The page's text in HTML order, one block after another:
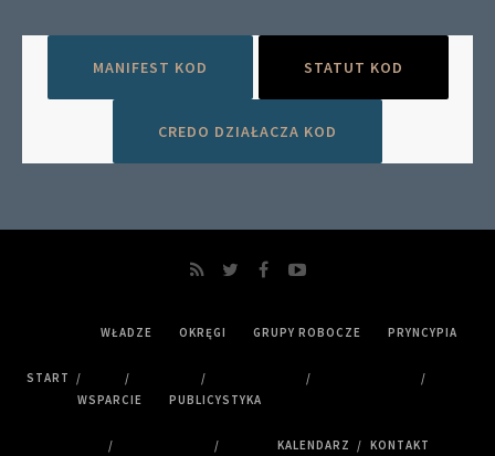
MANIFEST KOD STATUT KOD
CREDO DZIAŁACZA KOD
START
WŁADZE OKRĘGI GRUPY ROBOCZE PRYNCYPIA
WSPARCIE PUBLICYSTYKA
KALENDARZ KONTAKT